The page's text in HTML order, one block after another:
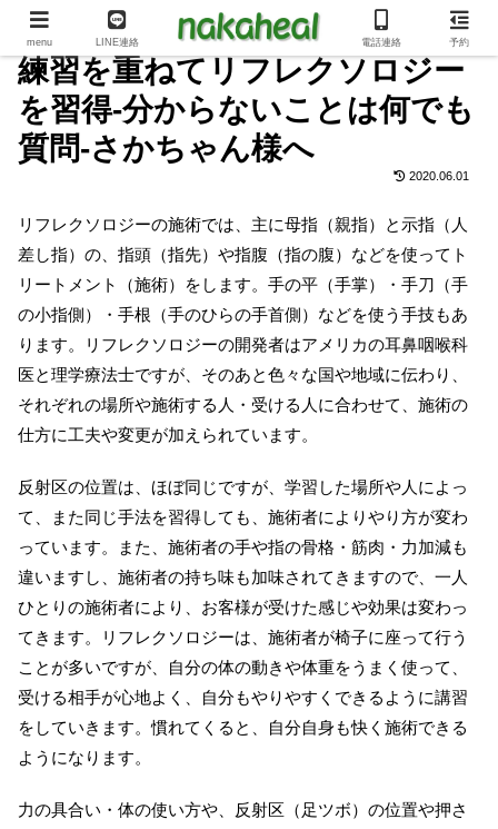
練習を重ねてリフレクソロジー
を習得-分からないことは何でも
質問-さかちゃん様へ
2020.06.01
リフレクソロジーの施術では、主に母指（親指）と示指（人
差し指）の、指頭（指先）や指腹（指の腹）などを使ってト
リートメント（施術）をします。手の平（手掌）・手刀（手
の小指側）・手根（手のひらの手首側）などを使う手技もあ
ります。リフレクソロジーの開発者はアメリカの耳鼻咽喉科
医と理学療法士ですが、そのあと色々な国や地域に伝わり、
それぞれの場所や施術する人・受ける人に合わせて、施術の
仕方に工夫や変更が加えられています。
反射区の位置は、ほぼ同じですが、学習した場所や人によっ
て、また同じ手法を習得しても、施術者によりやり方が変わ
っています。また、施術者の手や指の骨格・筋肉・力加減も
違いますし、施術者の持ち味も加味されてきますので、一人
ひとりの施術者により、お客様が受けた感じや効果は変わっ
てきます。リフレクソロジーは、施術者が椅子に座って行う
ことが多いですが、自分の体の動きや体重をうまく使って、
受ける相手が心地よく、自分もやりやすくできるように講習
をしていきます。慣れてくると、自分自身も快く施術できる
ようになります。
力の具合い・体の使い方や、反射区（足ツボ）の位置や押さ
menu LINE連絡 電話連絡 予約